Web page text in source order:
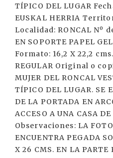
TÍPICO DEL LUGAR
EUSKAL HERRIA
Localidad: RONCAL Nº
EN SOPORTE PAPEL
Formato: 16,2 X 22,2
REGULAR Original o
MUJER DEL RONCAL
TÍPICO DEL LUGAR. SE
DE LA PORTADA EN
ACCESO A UNA CASA
Observaciones: LA
ENCUENTRA PEGADA
X 26 CMS. EN LA PARTE